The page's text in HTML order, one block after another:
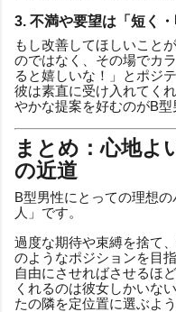
3. 不満や要望は「短く
もし改善してほしいこと
のではなく、その場でカ
ると嬉しいな！」とポジ
彼は素直に受け入れてく
やかな提案を好むのがB型
まとめ：心地よ
の近道
B型男性にとっての理想
人」です。
過度な期待や束縛を捨て
のようなポジションを目
自由にさせればさせるほ
くれるのは彼女しかいな
たの隣を定位置に選ぶよ